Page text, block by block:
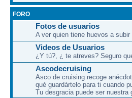
FORO
Fotos de usuarios
A ver quien tiene huevos a
Videos de Usuarios
¿Y tú?, ¿ te atreves? Seguro
Ascodecruising
Asco de cruising recoge
qué guardártelo para ti cuando
Tu desgracia puede ser nuestra